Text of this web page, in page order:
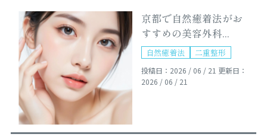
京都で自然癒着法がお
すすめの美容外科...
自然癒着法 二重整形
投稿日：2026 / 06 / 21 更新日：
2026 / 06 / 21